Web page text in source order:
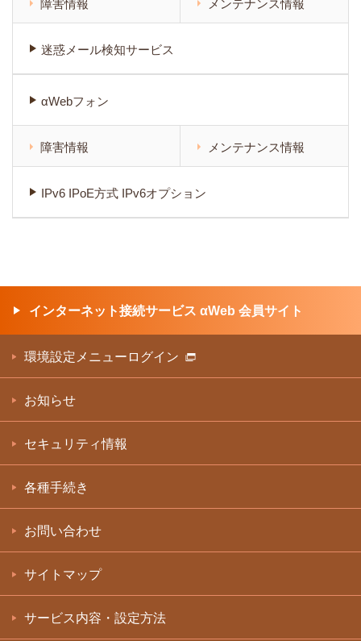
障害情報 メンテナンス情報
迷惑メール検知サービス
αWebフォン
障害情報 メンテナンス情報
IPv6 IPoE方式 IPv6オプション
インターネット接続サービス αWeb 会員サイト
環境設定メニューログイン
お知らせ
セキュリティ情報
各種手続き
お問い合わせ
サイトマップ
サービス内容・設定方法